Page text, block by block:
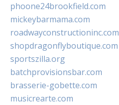
phoone24brookfield.com
mickeybarmama.com
roadwayconstructioninc.com
shopdragonflyboutique.com
sportszilla.org
batchprovisionsbar.com
brasserie-gobette.com
musicrearte.com